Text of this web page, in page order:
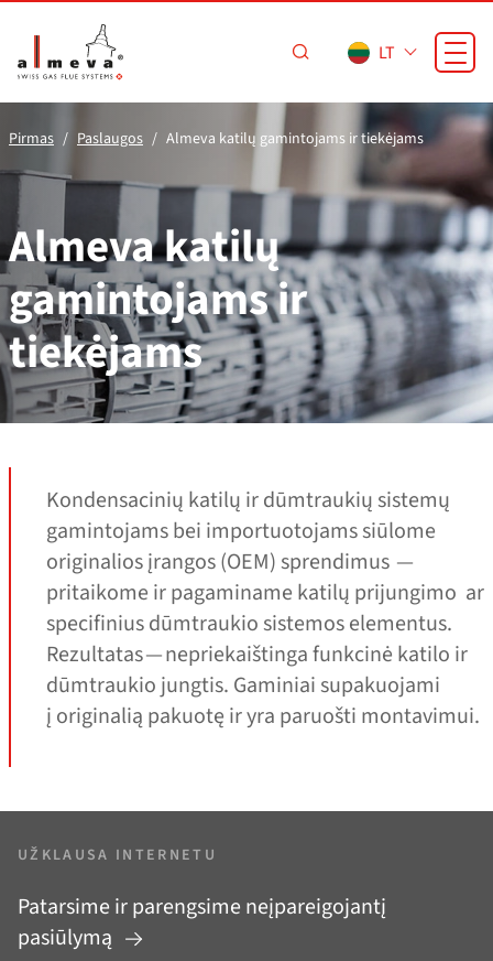
LT
Pirmas Paslaugos Almeva katilų gamintojams ir tiekėjams
Almeva katilų
gamintojams ir
tiekėjams
Kondensacinių katilų ir dūmtraukių sistemų
gamintojams bei importuotojams siūlome
originalios įrangos (OEM) sprendimus —
pritaikome ir pagaminame katilų prijungimo ar
specifinius dūmtraukio sistemos elementus.
Rezultatas — nepriekaištinga funkcinė katilo ir
dūmtraukio jungtis. Gaminiai supakuojami
į originalią pakuotę ir yra paruošti montavimui.
UŽKLAUSA INTERNETU
Patarsime ir parengsime neįpareigojantį
pasiūlymą